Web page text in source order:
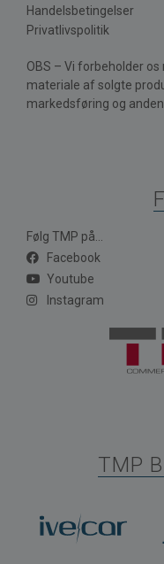
Handelsbetingelser
Privatlivspolitik
OBS – Vi forbeholder
materiale af solgte
markedsføring og
Følg TMP på...
Facebook
Youtube
Instagram
TMP